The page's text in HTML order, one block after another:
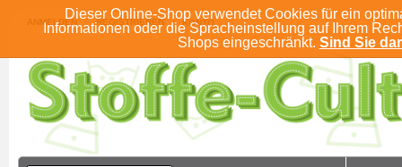
Dieser Online-Shop verwendet Cookies für ein
Informationen oder die Spracheinstellung auf Ihrem
Shops eingeschränkt. Sind Sie
ANMELDEN REGISTRIEREN KONTO